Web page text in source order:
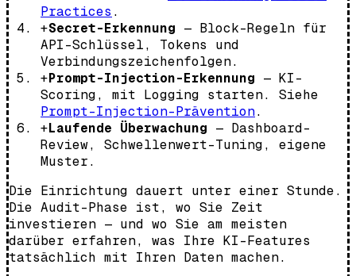
Practices .
+Secret-Erkennung — Block-Regeln für
API-Schlüssel, Tokens und
Verbindungszeichenfolgen.
+Prompt-Injection-Erkennung — KI-
Scoring, mit Logging starten. Siehe
Prompt-Injection-Prävention.
+Laufende Überwachung — Dashboard-
Review, Schwellenwert-Tuning, eigene
Muster.
Die Einrichtung dauert unter einer Stunde.
Die Audit-Phase ist, wo Sie Zeit
investieren — und wo Sie am meisten
darüber erfahren, was Ihre KI-Features
tatsächlich mit Ihren Daten machen.